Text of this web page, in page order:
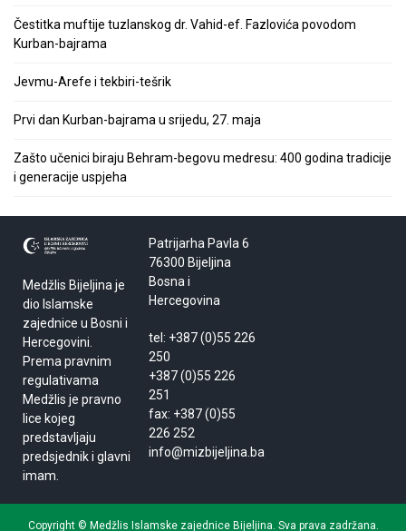
Čestitka muftije tuzlanskog dr. Vahid-ef. Fazlovića povodom
Kurban-bajrama
Jevmu-Arefe i tekbiri-tešrik
Prvi dan Kurban-bajrama u srijedu, 27. maja
Zašto učenici biraju Behram-begovu medresu: 400 godina tradicije
i generacije uspjeha
Medžlis Bijeljina je
dio Islamske
zajednice u Bosni i
Hercegovini.
Prema pravnim
regulativama
Medžlis je pravno
lice kojeg
predstavljaju
predsjednik i glavni
imam.
Patrijarha Pavla 6
76300 Bijeljina
Bosna i
Hercegovina
tel: +387 (0)55 226
250
+387 (0)55 226
251
fax: +387 (0)55
226 252
info@mizbijeljina.ba
Copyright © Medžlis Islamske zajednice Bijeljina. Sva prava zadržana.